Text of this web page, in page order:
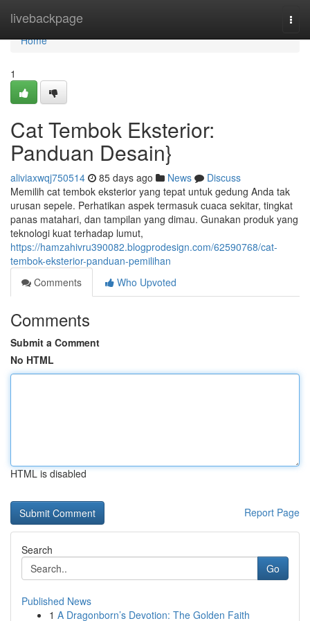
livebackpage
Home
Home
1
Cat Tembok Eksterior:
Panduan Desain}
aliviaxwqj750514 85 days ago News
Discuss
Memilih cat tembok eksterior yang tepat untuk gedung Anda tak
urusan sepele. Perhatikan aspek termasuk cuaca sekitar, tingkat
panas matahari, dan tampilan yang dimau. Gunakan produk yang
teknologi kuat terhadap lumut,
https://hamzahivru390082.blogprodesign.com/62590768/cat-
tembok-eksterior-panduan-pemilihan
Comments
Who Upvoted
Comments
Submit a Comment
No HTML
HTML is disabled
Report Page
Search
Go
Published News
1 A Dragonborn’s Devotion: The Golden Faith